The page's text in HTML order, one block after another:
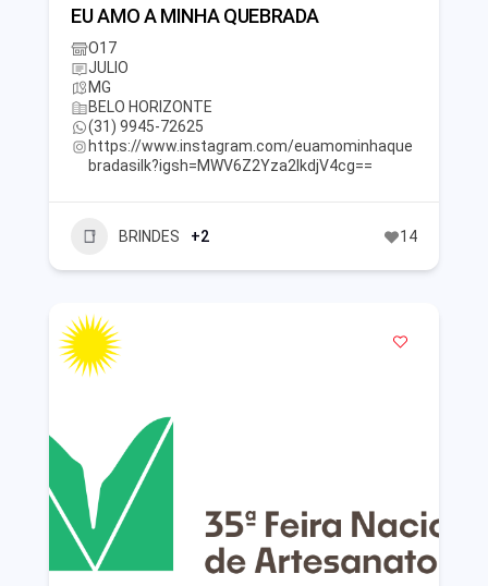
EU AMO A MINHA QUEBRADA
O17
JULIO
MG
BELO HORIZONTE
(31) 9945-72625
https://www.instagram.com/euamominhaque
bradasilk?igsh=MWV6Z2Yza2lkdjV4cg==
BRINDES +2 14